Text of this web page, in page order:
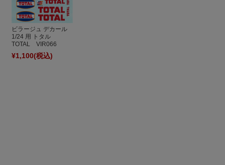
ビラージュ デカール
1/24 用 トタル
TOTAL VIR066
¥1,100(税込)